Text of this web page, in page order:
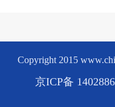
Copyright 2015
京ICP备